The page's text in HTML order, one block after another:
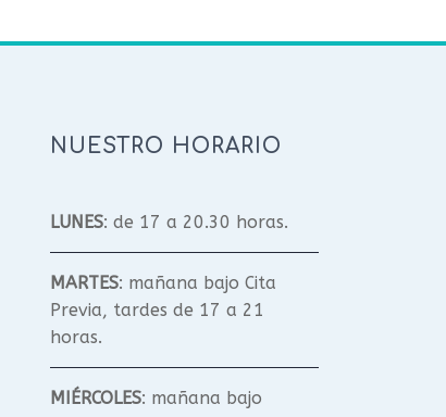
NUESTRO HORARIO
LUNES: de 17 a 20.30 horas.
MARTES: mañana bajo Cita
Previa, tardes de 17 a 21
horas.
MIÉRCOLES: mañana bajo